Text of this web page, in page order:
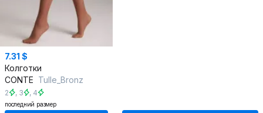
7.31 $
Колготки
CONTE Tulle_Bronz
2 , 3 , 4
последний размер